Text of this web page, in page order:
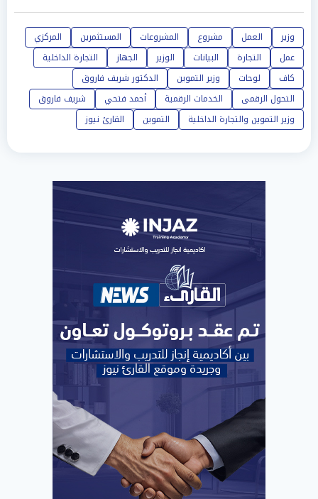
وزير العمل مشروع المشروعات المستثمرين
المركزي
عمل
التجارة البيانات الوزير الجهاز
التجارة الداخلية
كاف
لوحات وزير التموين
الدكتور شريف فاروق
التحول الرقمى
الخدمات الرقمية أحمد فتحي
شريف فاروق
وزير التموين والتجارة الداخلية
التموين القارئ نيوز